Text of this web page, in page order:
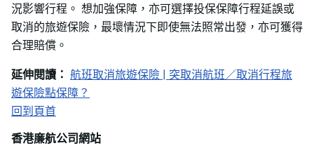
況影響行程。 想加強保障，亦可選擇投保保障行程延誤或
取消的旅遊保險，最壞情況下即使無法照常出發，亦可獲得
合理賠償。
延伸閱讀： 航班取消旅遊保險 | 突取消航班／取消行程旅
遊保險點保障？
回到頁首
香港廉航公司網站